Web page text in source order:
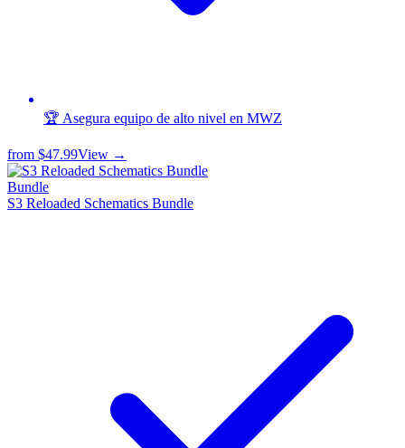
🏆 Asegura equipo de alto nivel en MWZ
from $47.99View →
Bundle
S3 Reloaded Schematics Bundle